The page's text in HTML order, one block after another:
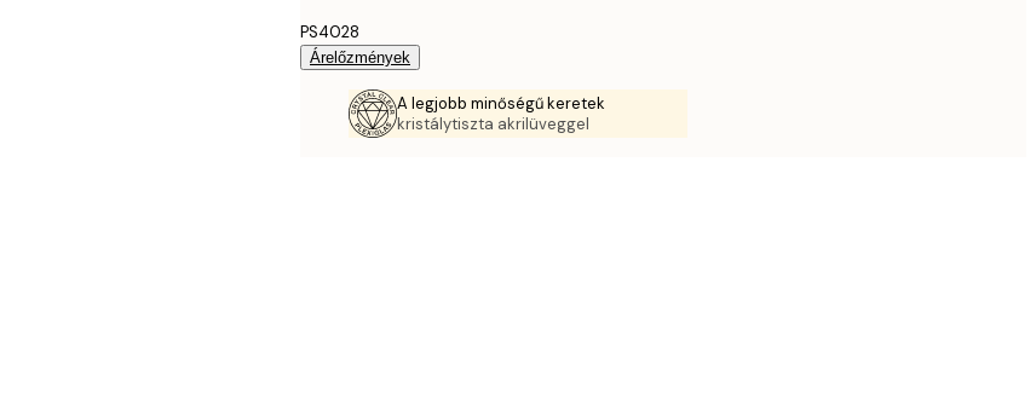
PS4028
Árelőzmények
A legjobb minőségű keretek
kristálytiszta akrilüveggel